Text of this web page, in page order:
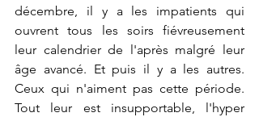
décembre, il y a les impatients qui
ouvrent tous les soirs fiévreusement
leur calendrier de l'après malgré leur
âge avancé. Et puis il y a les autres.
Ceux qui n'aiment pas cette période.
Tout leur est insupportable, l'hyper